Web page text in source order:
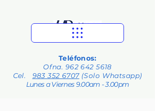
Teléfonos:
Ofna. 962 642 5618
Cel. 983 352 6707(Solo Whatsapp)
Lunes a Viernes 9.00am - 3.00pm